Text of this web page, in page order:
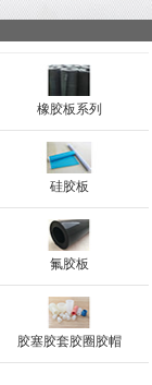
橡胶板系列
硅胶板
氟胶板
胶塞胶套胶圈胶帽